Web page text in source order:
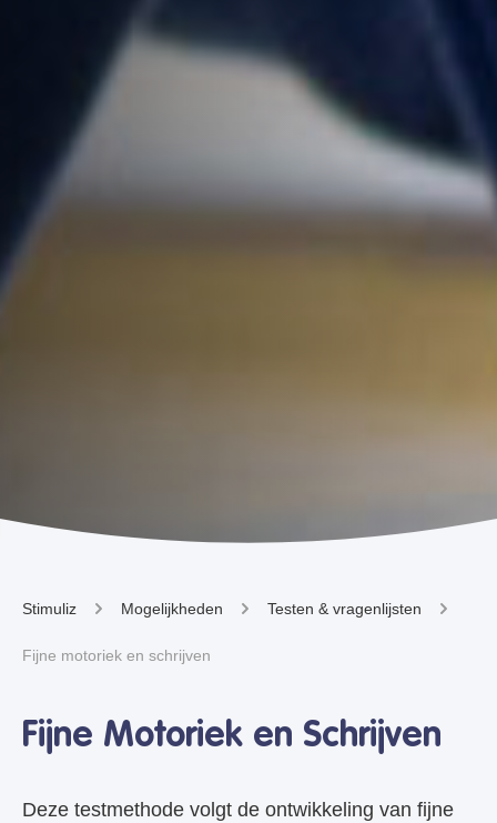
Stimuliz Mogelijkheden Testen & vragenlijsten
Fijne motoriek en schrijven
Fijne Motoriek en Schrijven
Deze testmethode volgt de ontwikkeling van fijne